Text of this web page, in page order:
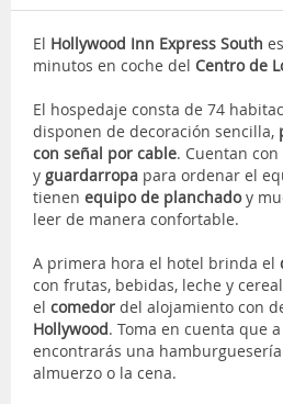
El Hollywood Inn Express South
minutos en coche del Centro de
El hospedaje consta de 74
disponen de decoración sencilla,
con señal por cable. Cuentan
y guardarropa para ordenar el
tienen equipo de planchadoy
leer de manera confortable.
A primera hora el hotel brinda el
con frutas, bebidas, leche y
el comedor del alojamiento con
Hollywood. Toma en cuenta que
encontrarás una
almuerzo o la cena.